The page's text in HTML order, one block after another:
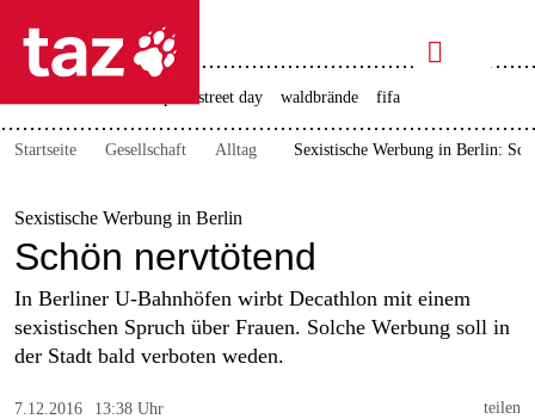
 taz zahl ich
taz zahl ich
themen
politik
öko

taz zahl ich
christopher street day waldbrände fifa
Startseite Gesellschaft Alltag Sexistische Werbung in Berlin:
Sexistische Werbung in Berlin
Schön nervtötend
In Berliner U-Bahnhöfen wirbt Decathlon mit einem
sexistischen Spruch über Frauen. Solche Werbung soll in
der Stadt bald verboten weden.
7.12.2016 13:38 Uhr teilen